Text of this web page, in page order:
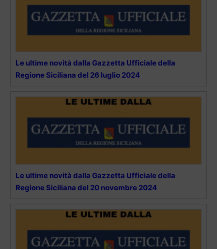
Le ultime novità dalla Gazzetta Ufficiale della
Regione Siciliana del 26 luglio 2024
Le ultime novità dalla Gazzetta Ufficiale della
Regione Siciliana del 20 novembre 2024